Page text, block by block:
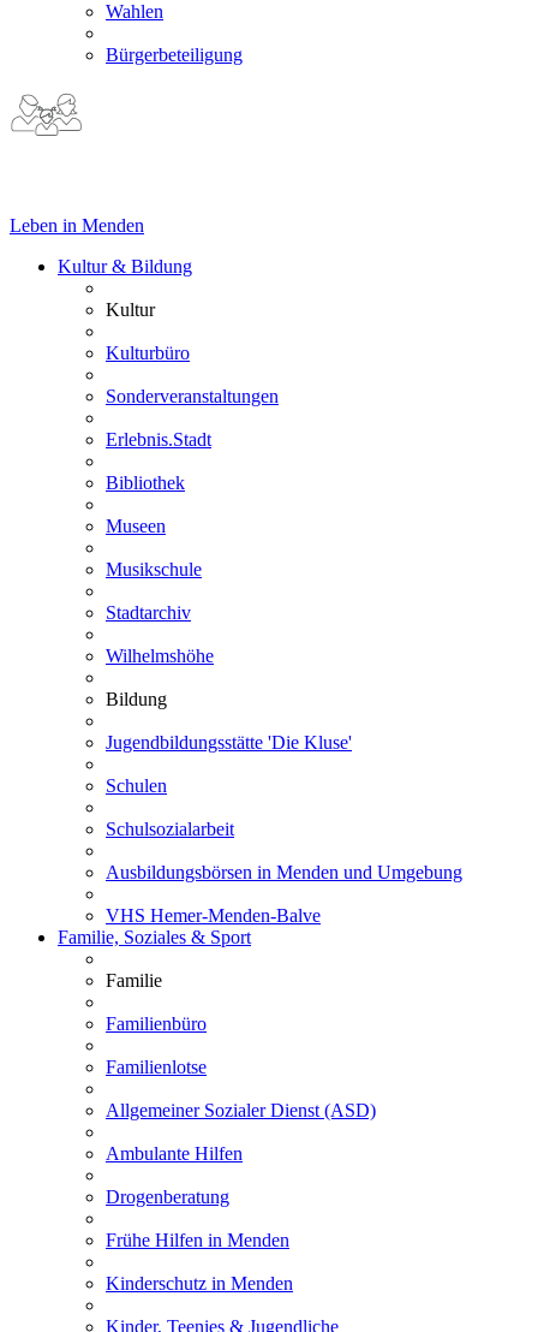
Wahlen
Bürgerbeteiligung
Leben in Menden
Kultur & Bildung
Kultur
Kulturbüro
Sonderveranstaltungen
Erlebnis.Stadt
Bibliothek
Museen
Musikschule
Stadtarchiv
Wilhelmshöhe
Bildung
Jugendbildungsstätte 'Die Kluse'
Schulen
Schulsozialarbeit
Ausbildungsbörsen in Menden und Umgebung
VHS Hemer-Menden-Balve
Familie, Soziales & Sport
Familie
Familienbüro
Familienlotse
Allgemeiner Sozialer Dienst (ASD)
Ambulante Hilfen
Drogenberatung
Frühe Hilfen in Menden
Kinderschutz in Menden
Kinder, Teenies & Jugendliche